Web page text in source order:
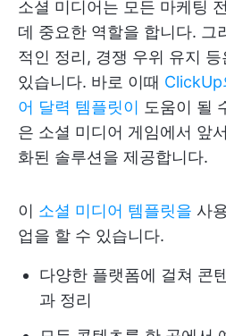
소셜 미디어는 모든 마케팅
데 중요한 역할을 합니다. 그
적인 정리, 경쟁 우위 유지
있습니다. 바로 이때 ClickUp
어 달력 템플릿이 도움이 될
은 소셜 미디어 게임에서 앞
화된 솔루션을 제공합니다.
이 소셜 미디어 템플릿을 사
업을 할 수 있습니다.
다양한 플랫폼에 걸쳐 콘
과 정리